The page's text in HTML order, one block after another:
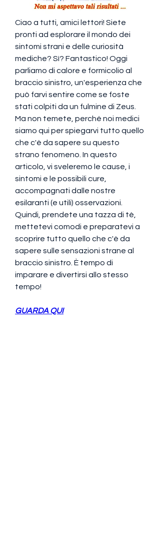
Ciao a tutti, amici lettori! Siete
pronti ad esplorare il mondo dei
sintomi strani e delle curiosità
mediche? Sì? Fantastico! Oggi
parliamo di calore e formicolio al
braccio sinistro, un'esperienza che
può farvi sentire come se foste
stati colpiti da un fulmine di Zeus.
Ma non temete, perché noi medici
siamo qui per spiegarvi tutto quello
che c'è da sapere su questo
strano fenomeno. In questo
articolo, vi sveleremo le cause, i
sintomi e le possibili cure,
accompagnati dalle nostre
esilaranti (e utili) osservazioni.
Quindi, prendete una tazza di tè,
mettetevi comodi e preparatevi a
scoprire tutto quello che c'è da
sapere sulle sensazioni strane al
braccio sinistro. È tempo di
imparare e divertirsi allo stesso
tempo!
GUARDA QUI